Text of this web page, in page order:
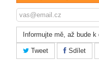
Informujte mě, až bude k
Tweet Sdílet